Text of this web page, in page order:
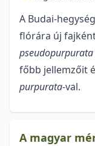
A Budai-
flórára új
pseudopurpurata
főbb jellemzőit
purpurata-val.
A magyar